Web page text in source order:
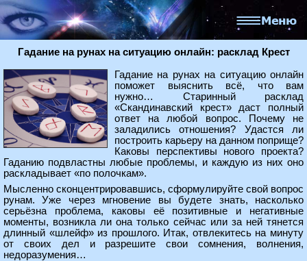
Гадание на рунах на ситуацию онлайн: расклад Крест
Гадание на рунах на ситуацию онлайн
поможет выяснить всё, что вам
нужно… Старинный расклад
«Скандинавский крест» даст полный
ответ на любой вопрос. Почему не
заладились отношения? Удастся ли
построить карьеру на данном поприще?
Каковы перспективы нового проекта?
Гаданию подвластны любые проблемы, и каждую из них оно
раскладывает «по полочкам».
Мысленно сконцентрировавшись, сформулируйте свой вопрос
рунам. Уже через мгновение вы будете знать, насколько
серьёзна проблема, каковы её позитивные и негативные
моменты, возникла ли она только сейчас или за ней тянется
длинный «шлейф» из прошлого. Итак, отвлекитесь на минуту
от своих дел и разрешите свои сомнения, волнения,
недоразумения…